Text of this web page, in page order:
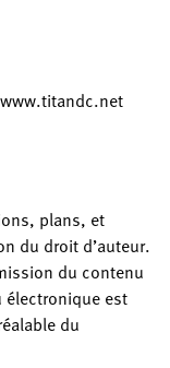
plans, et
du droit d’auteur.
du contenu
est
du